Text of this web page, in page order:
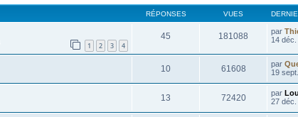
RÉPONSES VUES
1 2 3 4
45 181088 par
14
10 61608 par
19
13 72420 par
27 déc.